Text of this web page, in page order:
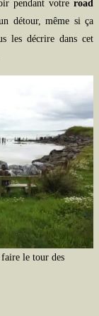
pendant votre road
détour, même si ça
les décrire dans cet
le tour des